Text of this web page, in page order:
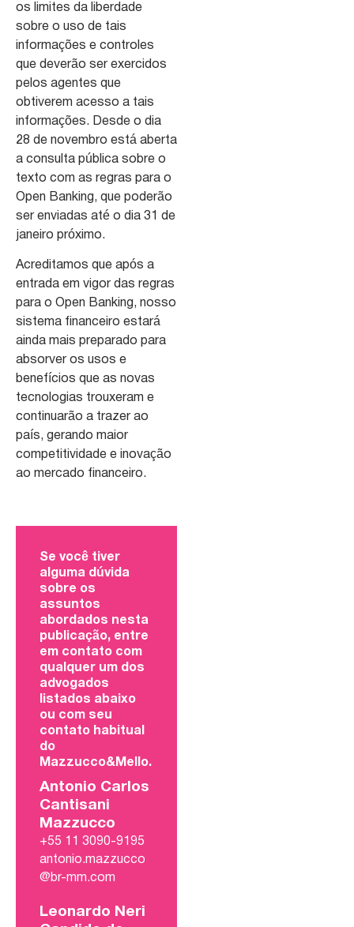
os limites da liberdade
sobre o uso de tais
informações e controles
que deverão ser exercidos
pelos agentes que
obtiverem acesso a tais
informações. Desde o dia
28 de novembro está aberta
a consulta pública sobre o
texto com as regras para o
Open Banking, que poderão
ser enviadas até o dia 31 de
janeiro próximo.
Acreditamos que após a
entrada em vigor das regras
para o Open Banking, nosso
sistema financeiro estará
ainda mais preparado para
absorver os usos e
benefícios que as novas
tecnologias trouxeram e
continuarão a trazer ao
país, gerando maior
competitividade e inovação
ao mercado financeiro.
Se você tiver
alguma dúvida
sobre os
assuntos
abordados nesta
publicação, entre
em contato com
qualquer um dos
advogados
listados abaixo
ou com seu
contato habitual
do
Mazzucco&Mello.
Antonio Carlos
Cantisani
Mazzucco
+55 11 3090-9195
antonio.mazzucco
@br-mm.com
Leonardo Neri